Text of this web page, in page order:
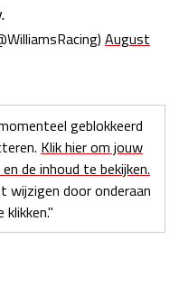
August
geblokkeerd
Klik hier om jouw
de inhoud te bekijken.
wijzigen door onderaan